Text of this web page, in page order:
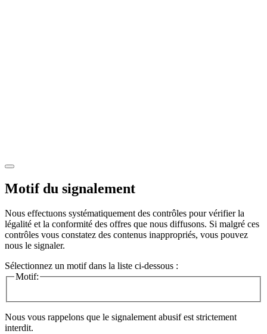
Motif du signalement
Nous effectuons systématiquement des contrôles pour vérifier la
légalité et la conformité des offres que nous diffusons. Si malgré ces
contrôles vous constatez des contenus inappropriés, vous pouvez
nous le signaler.
Sélectionnez un motif dans la liste ci-dessous :
Motif:
Nous vous rappelons que le signalement abusif est strictement
interdit.